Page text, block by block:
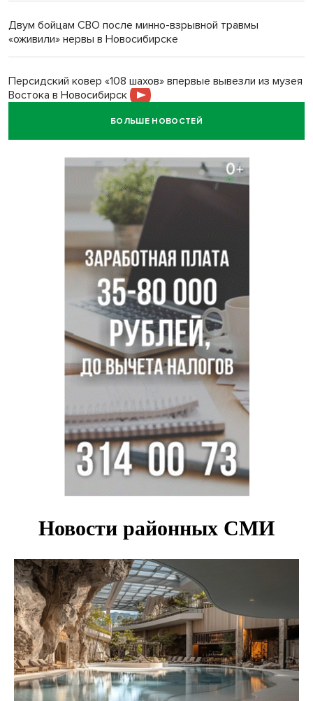
Двум бойцам СВО после минно-взрывной травмы
«оживили» нервы в Новосибирске
Персидский ковер «108 шахов» впервые вывезли из музея
Востока в Новосибирск
Актриса из Новосибирска Евгения Туркова сыграла мать
Трех туберкулезников под конвоем доставили в
больницу Новосибирской области
В Новосибирске курьер на велосипеде сломал ребенку
Условный срок получил бердский подросток за
мошенничество на 3,5 миллиона
БОЛЬШЕ НОВОСТЕЙ